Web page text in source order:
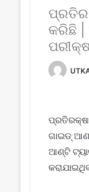
କରିଛି |
ଗାଇଡ୍
ଆଣ୍ଟି